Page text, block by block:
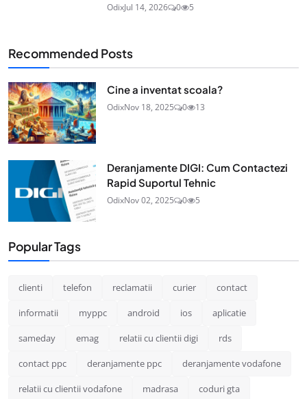
OdixJul 14, 2026 0 5
Recommended Posts
Cine a inventat scoala?
OdixNov 18, 2025 0 13
Deranjamente DIGI: Cum Contactezi
Rapid Suportul Tehnic
OdixNov 02, 2025 0 5
Popular Tags
clienti telefon reclamatii curier contact
informatii myppc android ios aplicatie
sameday emag relatii cu clientii digi rds
contact ppc deranjamente ppc deranjamente vodafone
relatii cu clientii vodafone madrasa coduri gta